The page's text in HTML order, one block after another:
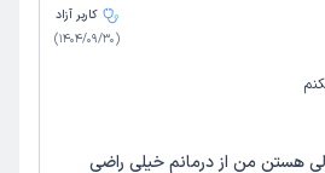
کاربر آزاد
(
1404/09/30
)
هستن من از درمانم خیلی راضی